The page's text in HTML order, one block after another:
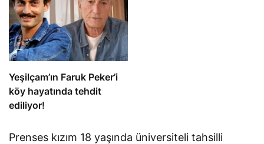
Yeşilçam’ın Faruk Peker’i
köy hayatında tehdit
ediliyor!
Prenses kızım 18 yaşında üniversiteli tahsilli